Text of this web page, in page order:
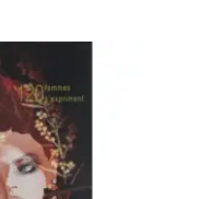
Féminin Pluriel